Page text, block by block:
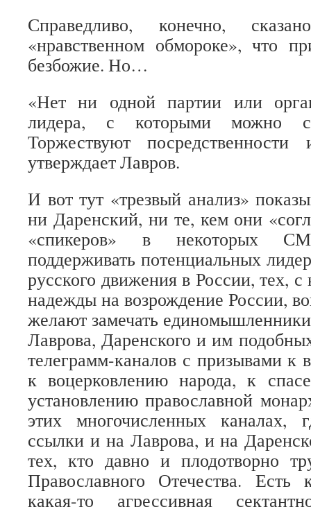
Справедливо, конечно,
«нравственном обмороке», что
безбожие. Но…
«Нет ни одной партии или
лидера, с которыми можно
Торжествуют
утверждает Лавров.
И вот тут «трезвый анализ»
ни Даренский, ни те, кем они
«спикеров» в некоторых
поддерживать потенциальных
русского движения в России, тех,
надежды на возрождение России,
желают замечать
Лаврова, Даренского и им
телеграмм-каналов с призывами к
к воцерковлению народа, к
установлению православной
этих многочисленных каналах,
ссылки и на Лаврова, и на
тех, кто давно и плодотворно
Православного Отечества. Есть
какая-то агрессивная